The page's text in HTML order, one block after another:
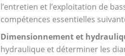
l’entretien et l’exploitation de
compétences essentielles
Dimensionnement et
hydraulique et déterminer les